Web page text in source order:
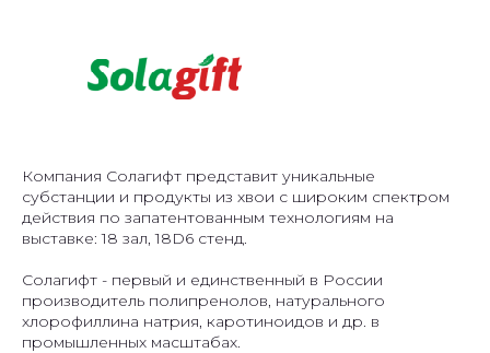
Компания Солагифт представит уникальные
субстанции и продукты из хвои с широким спектром
действия по запатентованным технологиям на
выставке: 18 зал, 18D6 стенд.
Солагифт - первый и единственный в России
производитель полипренолов, натурального
хлорофиллина натрия, каротиноидов и др. в
промышленных масштабах.